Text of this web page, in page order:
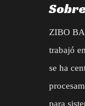
ZIBO
trabajó
se ha
para